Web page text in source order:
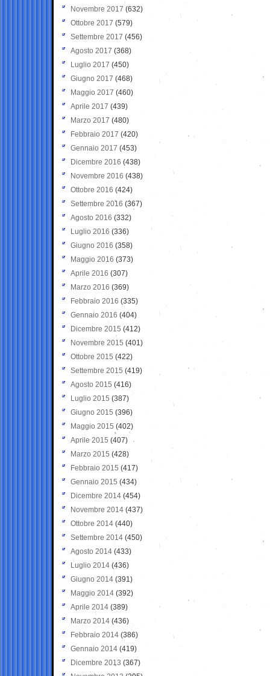
Novembre 2017 (632)
Ottobre 2017 (579)
Settembre 2017 (456)
Agosto 2017 (368)
Luglio 2017 (450)
Giugno 2017 (468)
Maggio 2017 (460)
Aprile 2017 (439)
Marzo 2017 (480)
Febbraio 2017 (420)
Gennaio 2017 (453)
Dicembre 2016 (438)
Novembre 2016 (438)
Ottobre 2016 (424)
Settembre 2016 (367)
Agosto 2016 (332)
Luglio 2016 (336)
Giugno 2016 (358)
Maggio 2016 (373)
Aprile 2016 (307)
Marzo 2016 (369)
Febbraio 2016 (335)
Gennaio 2016 (404)
Dicembre 2015 (412)
Novembre 2015 (401)
Ottobre 2015 (422)
Settembre 2015 (419)
Agosto 2015 (416)
Luglio 2015 (387)
Giugno 2015 (396)
Maggio 2015 (402)
Aprile 2015 (407)
Marzo 2015 (428)
Febbraio 2015 (417)
Gennaio 2015 (434)
Dicembre 2014 (454)
Novembre 2014 (437)
Ottobre 2014 (440)
Settembre 2014 (450)
Agosto 2014 (433)
Luglio 2014 (436)
Giugno 2014 (391)
Maggio 2014 (392)
Aprile 2014 (389)
Marzo 2014 (436)
Febbraio 2014 (386)
Gennaio 2014 (419)
Dicembre 2013 (367)